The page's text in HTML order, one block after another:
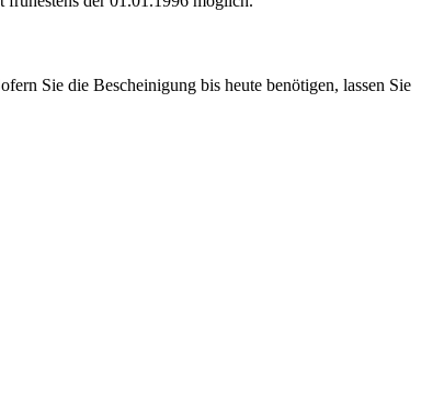
Sie die Bescheinigung bis heute benötigen, lassen Sie